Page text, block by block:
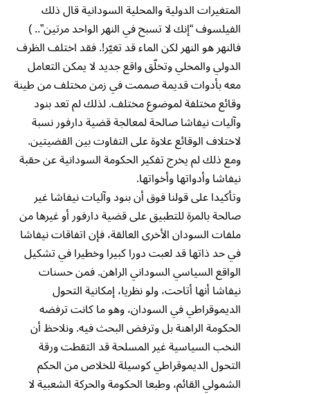
المتغيرات الدولية والمحلية السودانية قال ذلك
الفيلسوف “إنك لا تسبح في النهر الواحد مرتين”.. )
فالنهر هو النهر لكن الماء قد تغيّر!. فقد اختلف الظرف
الدولي والمحلي وتخلّق واقع جديد لا يمكن التعامل
معه بأدوات قديمة صممت في زمن مختلف من طينة
وقائع مختلفة لموضوع مختلف. لذلك لم تعد بنود
وآليات نيفاشا صالحة لمعالجة قضية دارفور نسبة
لاختلاف الوقائع علاوة على التفاوت بين القضيتين.
ومع ذلك لم يخرج تفكير الحكومة السودانية عن حقبة
نيفاشا وأدواتها وأخواتها.
وتأكيدا على قولنا فوق أن بنود وآليات نيفاشا غير
صالحة بالمرة للتطبيق على قضية دارفور أو غيرها من
ملفات السودان الأخرى العالقة، فإن اتفاقات نيفاشا
في حد ذاتها قد لعبت دورا كبيرا وخطيرا في تشكيل
الواقع السياسي السوداني الراهن. فمن حسنات
نيفاشا أنها أتاحت، ولو نظريا، إمكانية التحول
الديموقراطي في السودان، وهو ما كانت ترفضه
الحكومة الراهنة بل وترفض البحث فيه. ونلاحظ أن
النخب السياسية غير المسلحة قد التقطت ورقة
التحول الديموقراطي كوسيلة للخلاص من الحكم
الشمولي القائم، وطبعا الحكومة والحركة الشعبية لا